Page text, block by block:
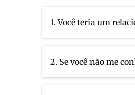
1. Você teria um
2. Se você não me